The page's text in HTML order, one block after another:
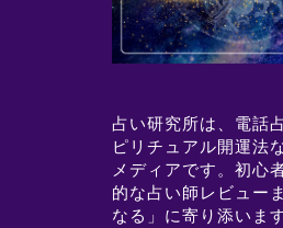
占い研究所は、電話
ピリチュアル開運法
メディアです。初心
的な占い師レビュー
なる」に寄り添います